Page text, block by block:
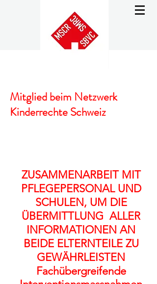
Mitglied beim Netzwerk
Kinderrechte Schweiz
ZUSAMMENARBEIT MIT
PFLEGEPERSONAL UND
SCHULEN, UM DIE
ÜBERMITTLUNG ALLER
INFORMATIONEN AN
BEIDE ELTERNTEILE ZU
GEWÄHRLEISTEN
Fachübergreifende